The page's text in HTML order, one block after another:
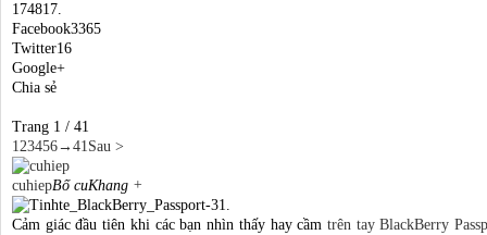
174817.
Facebook3365
Twitter16
Google+
Chia sẻ
Trang 1 / 41
123456→ 41Sau >
cuhiepBố cuKhang +
Cảm giác đầu tiên khi các bạn nhìn thấy hay cầm trên tay BlackBerry